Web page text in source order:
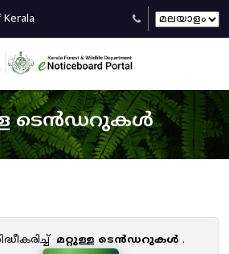
ടെൻഡറുകൾ
മറ്റുള്ള ടെൻഡറുകൾ .